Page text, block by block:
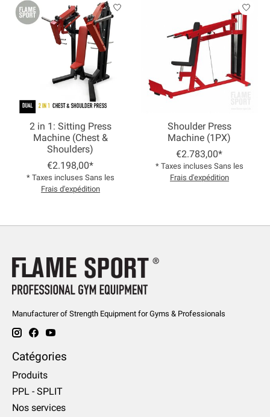
2 in 1: Sitting Press
Machine (Chest &
Shoulders)
€2.198,00*
* Taxes incluses Sans les
Frais d'expédition
Shoulder Press
Machine (1PX)
€2.783,00*
* Taxes incluses Sans les
Frais d'expédition
Manufacturer of Strength Equipment for Gyms & Professionals
Catégories
Produits
PPL - SPLIT
Nos services